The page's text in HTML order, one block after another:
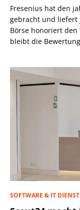
Fresenius hat den
gebracht und liefert
Börse honoriert
bleibt die
SOFTWARE & IT